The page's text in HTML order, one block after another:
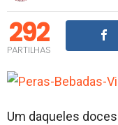
292
PARTILHAS
Um daqueles